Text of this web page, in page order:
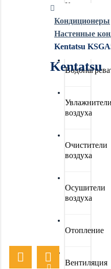
Увлажнители
воздуха
Очистители
воздуха
Осушители
воздуха
Отопление
Вентиляция
Кондиционеры
Настенные
Kentatsu
Kentatsu